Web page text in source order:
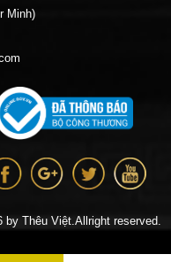
Minh)
by Thêu Việt.Allright reserved.